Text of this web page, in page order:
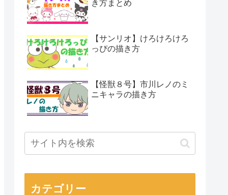
き方まとめ
【サンリオ】けろけろけろ
っぴの描き方
【怪獣８号】市川レノのミ
ニキャラの描き方
カテゴリー